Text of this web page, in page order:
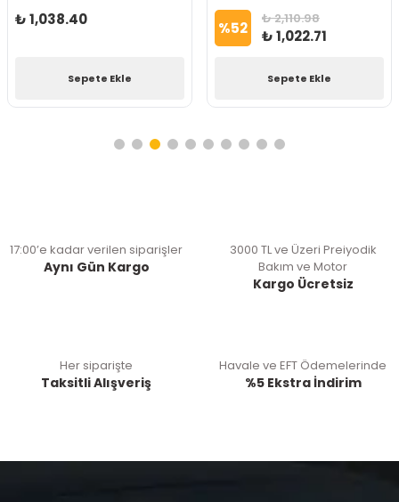
₺ 1,038.40
Sepete Ekle
%52 ₺ 2,110.98
₺ 1,022.71
Sepete Ekle
17:00’e kadar verilen siparişler
Aynı Gün Kargo
3000 TL ve Üzeri Preiyodik
Bakım ve Motor
Kargo Ücretsiz
Her siparişte
Taksitli Alışveriş
Havale ve EFT Ödemelerinde
%5 Ekstra İndirim